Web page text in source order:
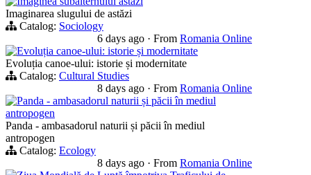
Imaginarea slugului de astăzi
Catalog: Sociology
6 days ago · From Romania Online
Evoluția canoe-ului: istorie și modernitate
Evoluția canoe-ului: istorie și modernitate
Catalog: Cultural Studies
8 days ago · From Romania Online
Panda - ambasadorul naturii și păcii în mediul
antropogen
Panda - ambasadorul naturii și păcii în mediul
antropogen
Catalog: Ecology
8 days ago · From Romania Online